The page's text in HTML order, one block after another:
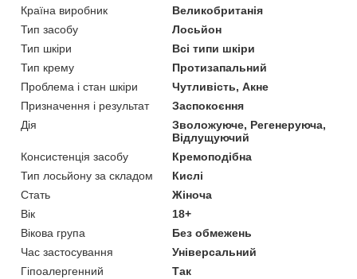
Країна виробник
Великобританія
Тип засобу
Лосьйон
Тип шкіри
Всі типи шкіри
Тип крему
Протизапальний
Проблема і стан шкіри
Чутливість, Акне
Призначення і результат
Заспокоєння
Дія
Зволожуюче, Регенеруюча,
Відлущуючий
Консистенція засобу
Кремоподібна
Тип лосьйону за складом
Кислі
Стать
Жіноча
Вік
18+
Вікова група
Без обмежень
Час застосування
Універсальний
Гіпоалергенний
Так